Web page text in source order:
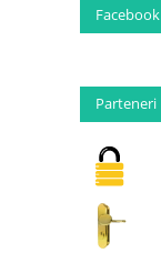
Facebook
Parteneri